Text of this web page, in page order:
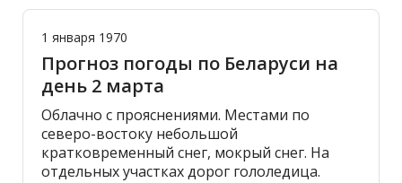
1 января 1970
Прогноз погоды по Беларуси на
день 2 марта
Облачно с прояснениями. Местами по
северо-востоку небольшой
кратковременный снег, мокрый снег. На
отдельных участках дорог гололедица.